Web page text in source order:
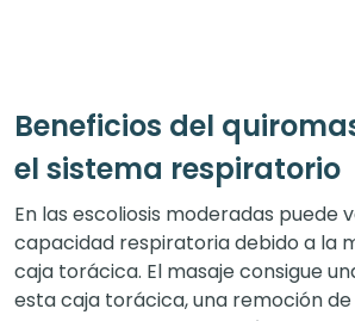
Beneficios del
el sistema respiratorio
En las escoliosis moderadas puede
capacidad respiratoria debido a la
caja torácica. El masaje consigue
esta caja torácica, una remoción